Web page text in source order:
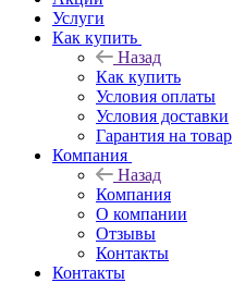
Услуги
Как купить
Назад
Как купить
Условия оплаты
Условия доставки
Гарантия на товар
Компания
Назад
Компания
О компании
Отзывы
Контакты
Контакты